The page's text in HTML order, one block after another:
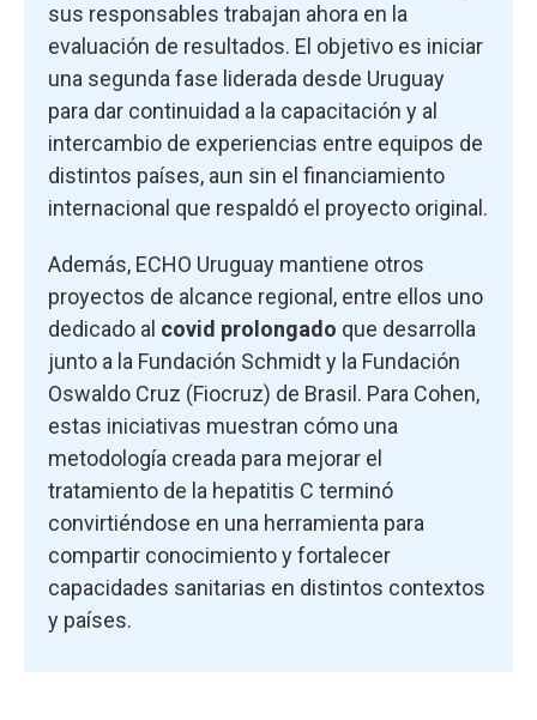
sus responsables trabajan ahora en la
evaluación de resultados. El objetivo es iniciar
una segunda fase liderada desde Uruguay
para dar continuidad a la capacitación y al
intercambio de experiencias entre equipos de
distintos países, aun sin el financiamiento
internacional que respaldó el proyecto original.
Además, ECHO Uruguay mantiene otros
proyectos de alcance regional, entre ellos uno
dedicado al covid prolongado que desarrolla
junto a la Fundación Schmidt y la Fundación
Oswaldo Cruz (Fiocruz) de Brasil. Para Cohen,
estas iniciativas muestran cómo una
metodología creada para mejorar el
tratamiento de la hepatitis C terminó
convirtiéndose en una herramienta para
compartir conocimiento y fortalecer
capacidades sanitarias en distintos contextos
y países.